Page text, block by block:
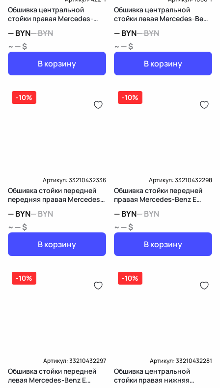
Обшивка центральной
стойки правая Mercedes-
—BYN—BYN
~ — $
В корзину
Обшивка центральной
стойки левая Mercedes-Benz
—BYN—BYN
~ — $
В корзину
-10%
Артикул:33210432336
Обшивка стойки передней
передняя правая Mercedes-
—BYN—BYN
~ — $
В корзину
-10%
Артикул:33210432298
Обшивка стойки передней
правая Mercedes-Benz E
—BYN—BYN
~ — $
В корзину
-10%
Артикул:33210432297
Обшивка стойки передней
левая Mercedes-Benz E
-10%
Артикул:33210432281
Обшивка центральной
стойки правая нижняя